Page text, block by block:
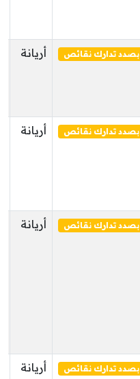
بصدد تدارك نقائص أريانة
بصدد تدارك نقائص أريانة
بصدد تدارك نقائص أريانة
بصدد تدارك نقائص أريانة